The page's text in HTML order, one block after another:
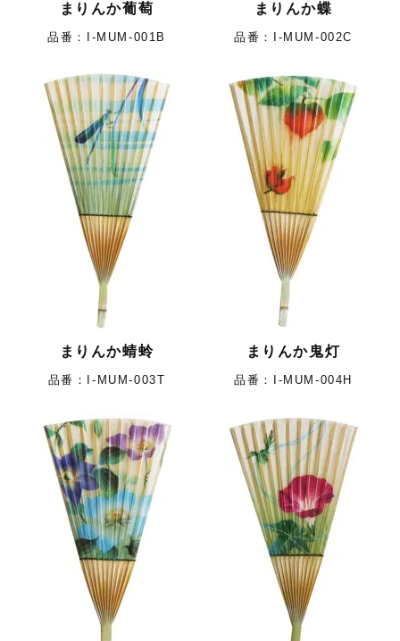
まりんか葡萄
I-MUM-001B
まりんか蝶
I-MUM-002C
まりんか蜻蛉
I-MUM-003T
まりんか鬼灯
I-MUM-004H